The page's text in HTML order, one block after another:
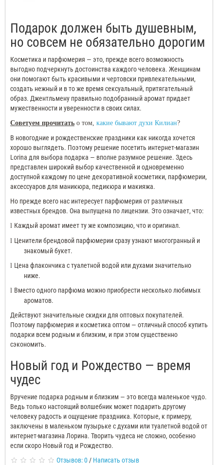
Подарок должен быть душевным,
но совсем не обязательно дорогим
Косметика и парфюмерия — это, прежде всего возможность
выгодно подчеркнуть достоинства каждого человека. Женщинам
они помогают быть красивыми и чертовски привлекательными,
создать нежный и в то же время сексуальный, притягательный
образ. Джентльмену правильно подобранный аромат придает
мужественности и уверенности в своих силах.
Советуем прочитать о том, какие бывают духи Килиан?
В новогодние и рождественские праздники как никогда хочется
хорошо выглядеть. Поэтому решение посетить интернет-магазин
Lorina для выбора подарка — вполне разумное решение. Здесь
представлен широкий выбор качественной и одновременно
доступной каждому по цене декоративной косметики, парфюмерии,
аксессуаров для маникюра, педикюра и макияжа.
Но прежде всего нас интересует парфюмерия от различных
известных брендов. Она выпущена по лицензии. Это означает, что:
l Каждый аромат имеет ту же композицию, что и оригинал.
l Ценители брендовой парфюмерии сразу узнают многогранный и
знакомый букет.
l Цена флакончика с туалетной водой или духами значительно
ниже.
l Вместо одного парфюма можно приобрести несколько любимых
ароматов.
Действуют значительные скидки для оптовых покупателей.
Поэтому парфюмерия и косметика оптом — отличный способ купить
подарки всем родным и близким, и при этом существенно
сэкономить.
Новый год и Рождество — время
чудес
Вручение подарка родным и близким — это всегда маленькое чудо.
Ведь только настоящий волшебник может подарить другому
человеку радость и ощущение праздника. Которые, к примеру,
заключены в маленьком пузырьке с духами или туалетной водой от
интернет-магазина Лорина. Творить чудеса не сложно, особенно
если скоро Новый год и Рождество.
Отзывов: 0 / Написать отзыв